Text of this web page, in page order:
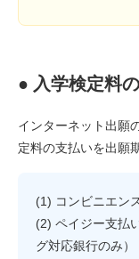
● 入学検定料
インターネット出願
定料の支払いを出願
(1) コンビニエン
(2) ペイジー支払
グ対応銀行のみ）